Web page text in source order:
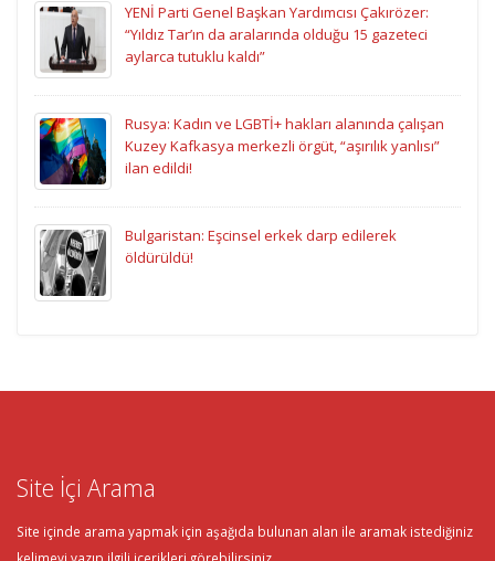
YENİ Parti Genel Başkan Yardımcısı Çakırözer:
“Yıldız Tar’ın da aralarında olduğu 15 gazeteci
aylarca tutuklu kaldı”
Rusya: Kadın ve LGBTİ+ hakları alanında çalışan
Kuzey Kafkasya merkezli örgüt, “aşırılık yanlısı”
ilan edildi!
Bulgaristan: Eşcinsel erkek darp edilerek
öldürüldü!
Site İçi Arama
Site içinde arama yapmak için aşağıda bulunan alan ile aramak istediğiniz
kelimeyi yazıp ilgili içerikleri görebilirsiniz.